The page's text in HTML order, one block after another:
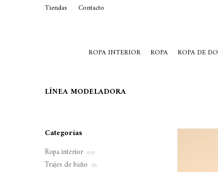
ROPA INTERIOR ROPA ROPA DE
Tiendas Contacto
LÍNEA MODELADORA
Categorías
Ropa interior (15)
Trajes de baño (2)